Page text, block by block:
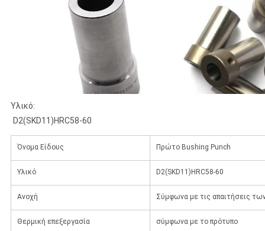
Υλικό:
D2(SKD11)HRC58-60
Όνομα Είδους Πρώτο Bushing Punch
Υλικό D2(SKD11)HRC58-60
Ανοχή Σύμφωνα με τις απαιτήσεις
Θερμική επεξεργασία σύμφωνα με το πρότυπο